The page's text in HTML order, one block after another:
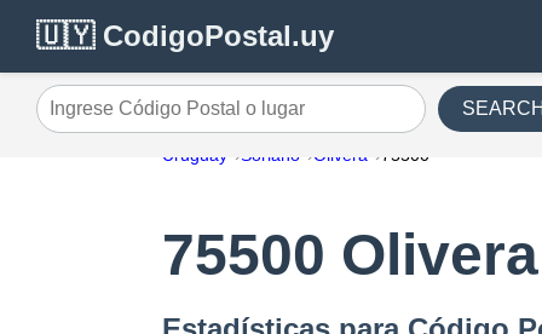
🇺🇾 CodigoPostal.uy
Ingrese Código Postal o lugar
Uruguay Soriano Olivera 75500
75500 Olivera